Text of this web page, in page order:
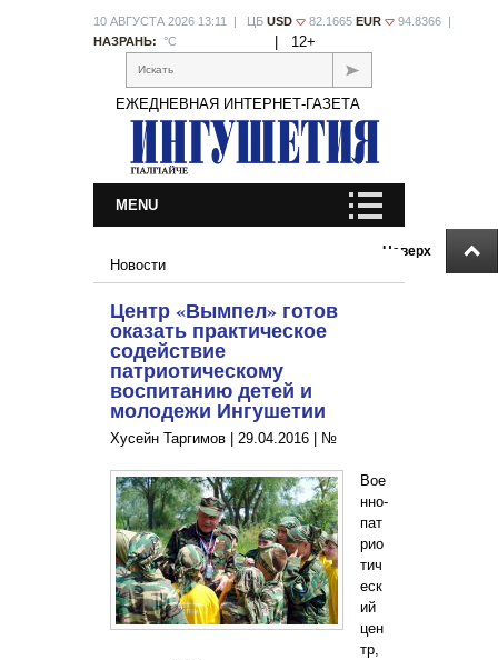
Наверх
10 АВГУСТА 2026 13:11 | ЦБ USD 82.1665 EUR
94.8366 |
НАЗРАНЬ: °С 12+
Искать
ЕЖЕДНЕВНАЯ ИНТЕРНЕТ-ГАЗЕТА
MENU
Новости
Центр «Вымпел» готов
оказать практическое
содействие
патриотическому
воспитанию детей и
молодежи Ингушетии
Хусейн Таргимов | 29.04.2016 №
Вое
нно-
пат
рио
тич
еск
ий
цен
тр,